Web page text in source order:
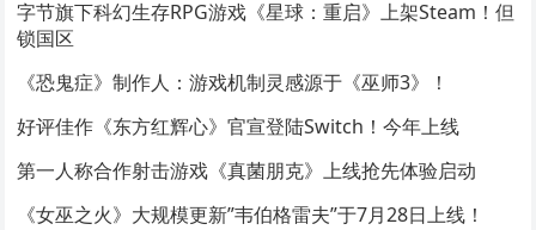
字节旗下科幻生存RPG游戏《星球：重启》上架Steam！但
锁国区
《恐鬼症》制作人：游戏机制灵感源于《巫师3》！
好评佳作《东方红辉心》官宣登陆Switch！今年上线
第一人称合作射击游戏《真菌朋克》上线抢先体验启动
《女巫之火》大规模更新”韦伯格雷夫”于7月28日上线！